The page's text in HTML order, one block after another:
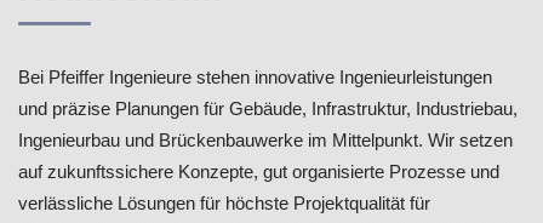
Bei Pfeiffer Ingenieure stehen innovative Ingenieurleistungen
und präzise Planungen für Gebäude, Infrastruktur, Industriebau,
Ingenieurbau und Brückenbauwerke im Mittelpunkt. Wir setzen
auf zukunftssichere Konzepte, gut organisierte Prozesse und
verlässliche Lösungen für höchste Projektqualität für